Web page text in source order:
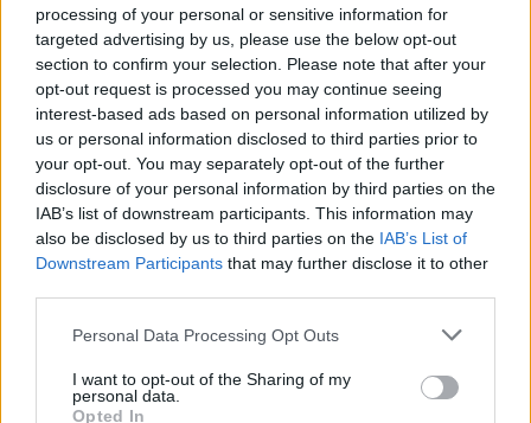
processing of your personal or sensitive information for
targeted advertising by us, please use the below opt-out
section to confirm your selection. Please note that after your
opt-out request is processed you may continue seeing
interest-based ads based on personal information utilized by
us or personal information disclosed to third parties prior to
your opt-out. You may separately opt-out of the further
disclosure of your personal information by third parties on the
IAB’s list of downstream participants. This information may
also be disclosed by us to third parties on the IAB’s List of
Downstream Participants that may further disclose it to other
Please note that this website/app uses one or more Google
not limited to your visit or usage behaviour. You may click to
grant or deny consent to Google and its third-party tags to
Personal Data Processing Opt Outs
I want to opt-out of the Sharing of my
personal data.
Opted In
A lakosságra is fontos szerep hárul a szúnyoginvázió
elkerülésében